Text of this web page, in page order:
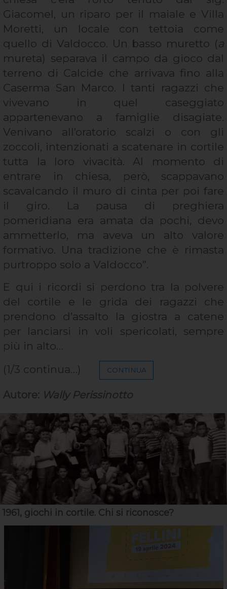
Giacomel, un riparo per il maiale e Villa
Moretti, un locale con tettoia come
quello di Valdocco. Un basso muretto (a
mureta) separava il campo da gioco dal
terreno di Calcide che arrivava fino alla
Caserma San Marco. I tanti ragazzi che
vivevano in quel caseggiato
appartenevano a famiglie disagiate.
Venivano all’oratorio scalzi o con gli
zoccoli, intenzionati a scatenare in cortile
tutta la loro vivacità. Al momento di
entrare in chiesa, però, scappavano
scavalcando il muro di cinta per poi fare
il giro. La pausa di preghiera
pomeridiana era amata da pochi, devo
ammetterlo, ma aveva un alto valore
formativo. Una tradizione che è rimasta
purtroppo solo a Valdocco”.
E qui i ricordi si perdono tra la polvere
del cortile e le grida dei ragazzi che
prendono d’assalto la giostra a catene
per lanciarsi in voli spericolati, sempre
più in alto…
(1/3 continua…)
CONTINUA
Autore: Wally Perissinotto
1961, giochi in cortile. Chi si riconosce?